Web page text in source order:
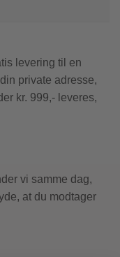
levering til en
private adresse,
kr. 999,- leveres,
vi samme dag,
at du modtager